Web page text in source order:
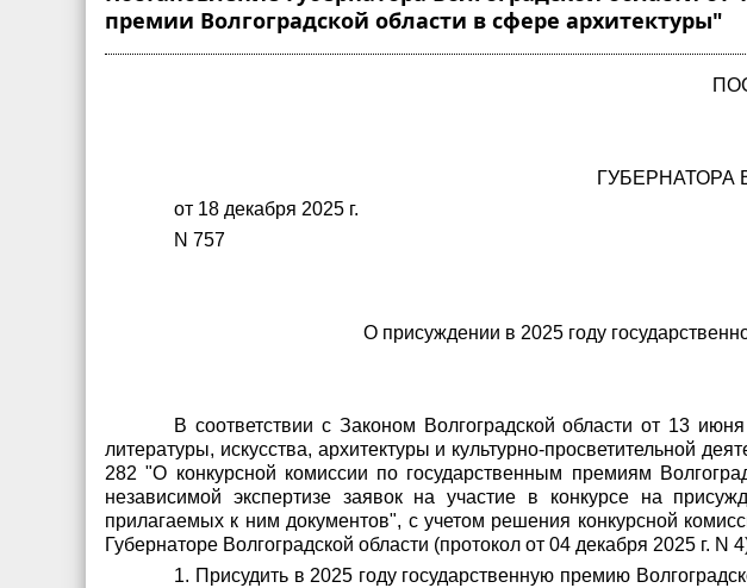
премии Волгоградской области в сфере архитектуры"
ГУБЕРНАТОРА
от 18 декабря 2025 г.
N 757
О присуждении в 2025 году
В соответствии с Законом Волгоградской области от 13
литературы, искусства, архитектуры и культурно-просветительной
282 "О конкурсной комиссии по государственным премиям
независимой экспертизе заявок на участие в конкурсе на
прилагаемых к ним документов", с учетом решения конкурсной
Губернаторе Волгоградской области (протокол от 04 декабря 2025 г. N
1. Присудить в 2025 году государственную премию